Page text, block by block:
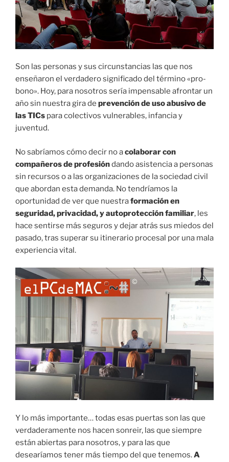
Son las personas y sus circunstancias las que nos
enseñaron el verdadero significado del término «pro-
bono». Hoy, para nosotros sería impensable afrontar un
año sin nuestra gira de prevención de uso abusivo de
las TICs para colectivos vulnerables, infancia y
juventud.
No sabríamos cómo decir no acolaborar con
compañeros de profesióndando asistencia a personas
sin recursos o a las organizaciones de la sociedad civil
que abordan esta demanda. No tendríamos la
oportunidad de ver que nuestraformación en
seguridad, privacidad, y autoprotección familiar, les
hace sentirse más seguros y dejar atrás sus miedos del
pasado, tras superar su itinerario procesal por una mala
experiencia vital.
Y lo más importante… todas esas puertas son las que
verdaderamente nos hacen sonreir, las que siempre
están abiertas para nosotros, y para las que
desearíamos tener más tiempo del que tenemos.A